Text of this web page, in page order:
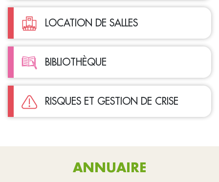
LOCATION DE SALLES
BIBLIOTHÈQUE
RISQUES ET GESTION DE CRISE
ANNUAIRE